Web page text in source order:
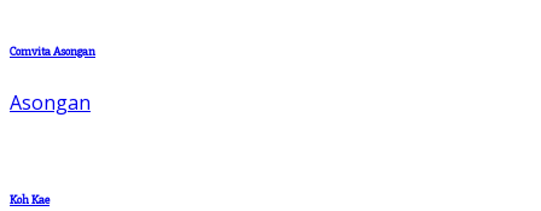
Comvita Asongan
Asongan
Koh Kae